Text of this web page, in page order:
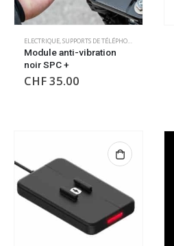
ELECTRIQUE,SUPPORTS DE TÉLÉPHONE/GPS
Module anti-vibration
noir SPC +
CHF35.00